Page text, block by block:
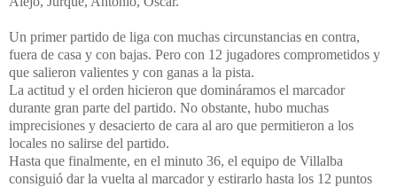
Un primer partido de liga con muchas circunstancias en contra,
fuera de casa y con bajas. Pero con 12 jugadores comprometidos y
que salieron valientes y con ganas a la pista.
La actitud y el orden hicieron que domináramos el marcador
durante gran parte del partido. No obstante, hubo muchas
imprecisiones y desacierto de cara al aro que permitieron a los
locales no salirse del partido.
Hasta que finalmente, en el minuto 36, el equipo de Villalba
consiguió dar la vuelta al marcador y estirarlo hasta los 12 puntos